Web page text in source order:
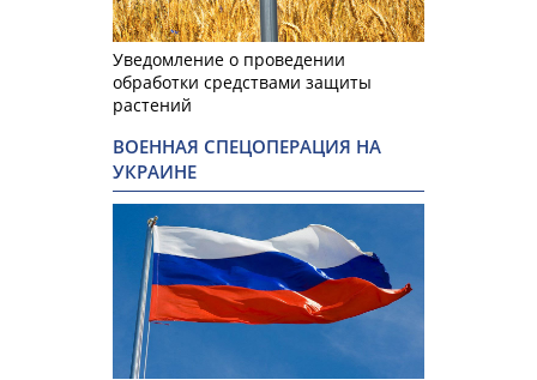
Уведомление о проведении
обработки средствами защиты
растений
ВОЕННАЯ СПЕЦОПЕРАЦИЯ НА
УКРАИНЕ